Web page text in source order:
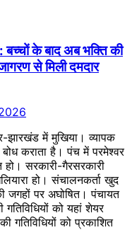
के बाद अब भक्ति की
से मिली दमदार
झारखंड में मुखिया। व्यापक
कराता है। पंच में परमेश्वर
हो। सरकारी-गैरसरकारी
हो। संचालनकर्ता खुद
जगहों पर अघोषित। पंचायत
को यहां शेयर
को प्रकाशित